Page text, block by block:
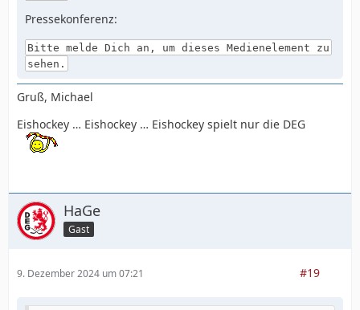
Pressekonferenz:
Bitte melde Dich an, um dieses Medienelement zu
sehen.
Gruß, Michael
Eishockey … Eishockey … Eishockey spielt nur die DEG
HaGe
Gast
9. Dezember 2024 um 07:21 #19